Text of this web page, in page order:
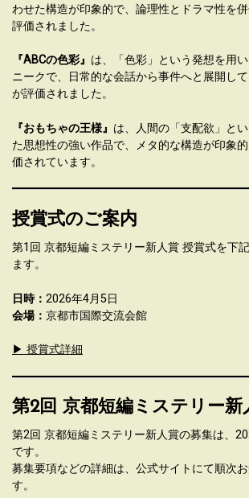
わせた構造が印象的で、論理性とドラマ性を
評価されました。
『ABCの色彩』 は、「色彩」という発想を用
ニークで、日常的な会話から事件へと展開し
が評価されました。
『おもちゃの王様』 は、人間の「支配欲」と
た思想性の強い作品で、メタ的な構造が印象
価されています。
授賞式のご案内
第1回 京都短編ミステリー新人賞 授賞式を下
ます。
日時： 2026年4月5日
会場： 京都市国際交流会館
▶ 授賞式詳細
第2回 京都短編ミステリー新
第2回 京都短編ミステリー新人賞の募集は、
です。
募集要項などの詳細は、公式サイトにて順次
す。